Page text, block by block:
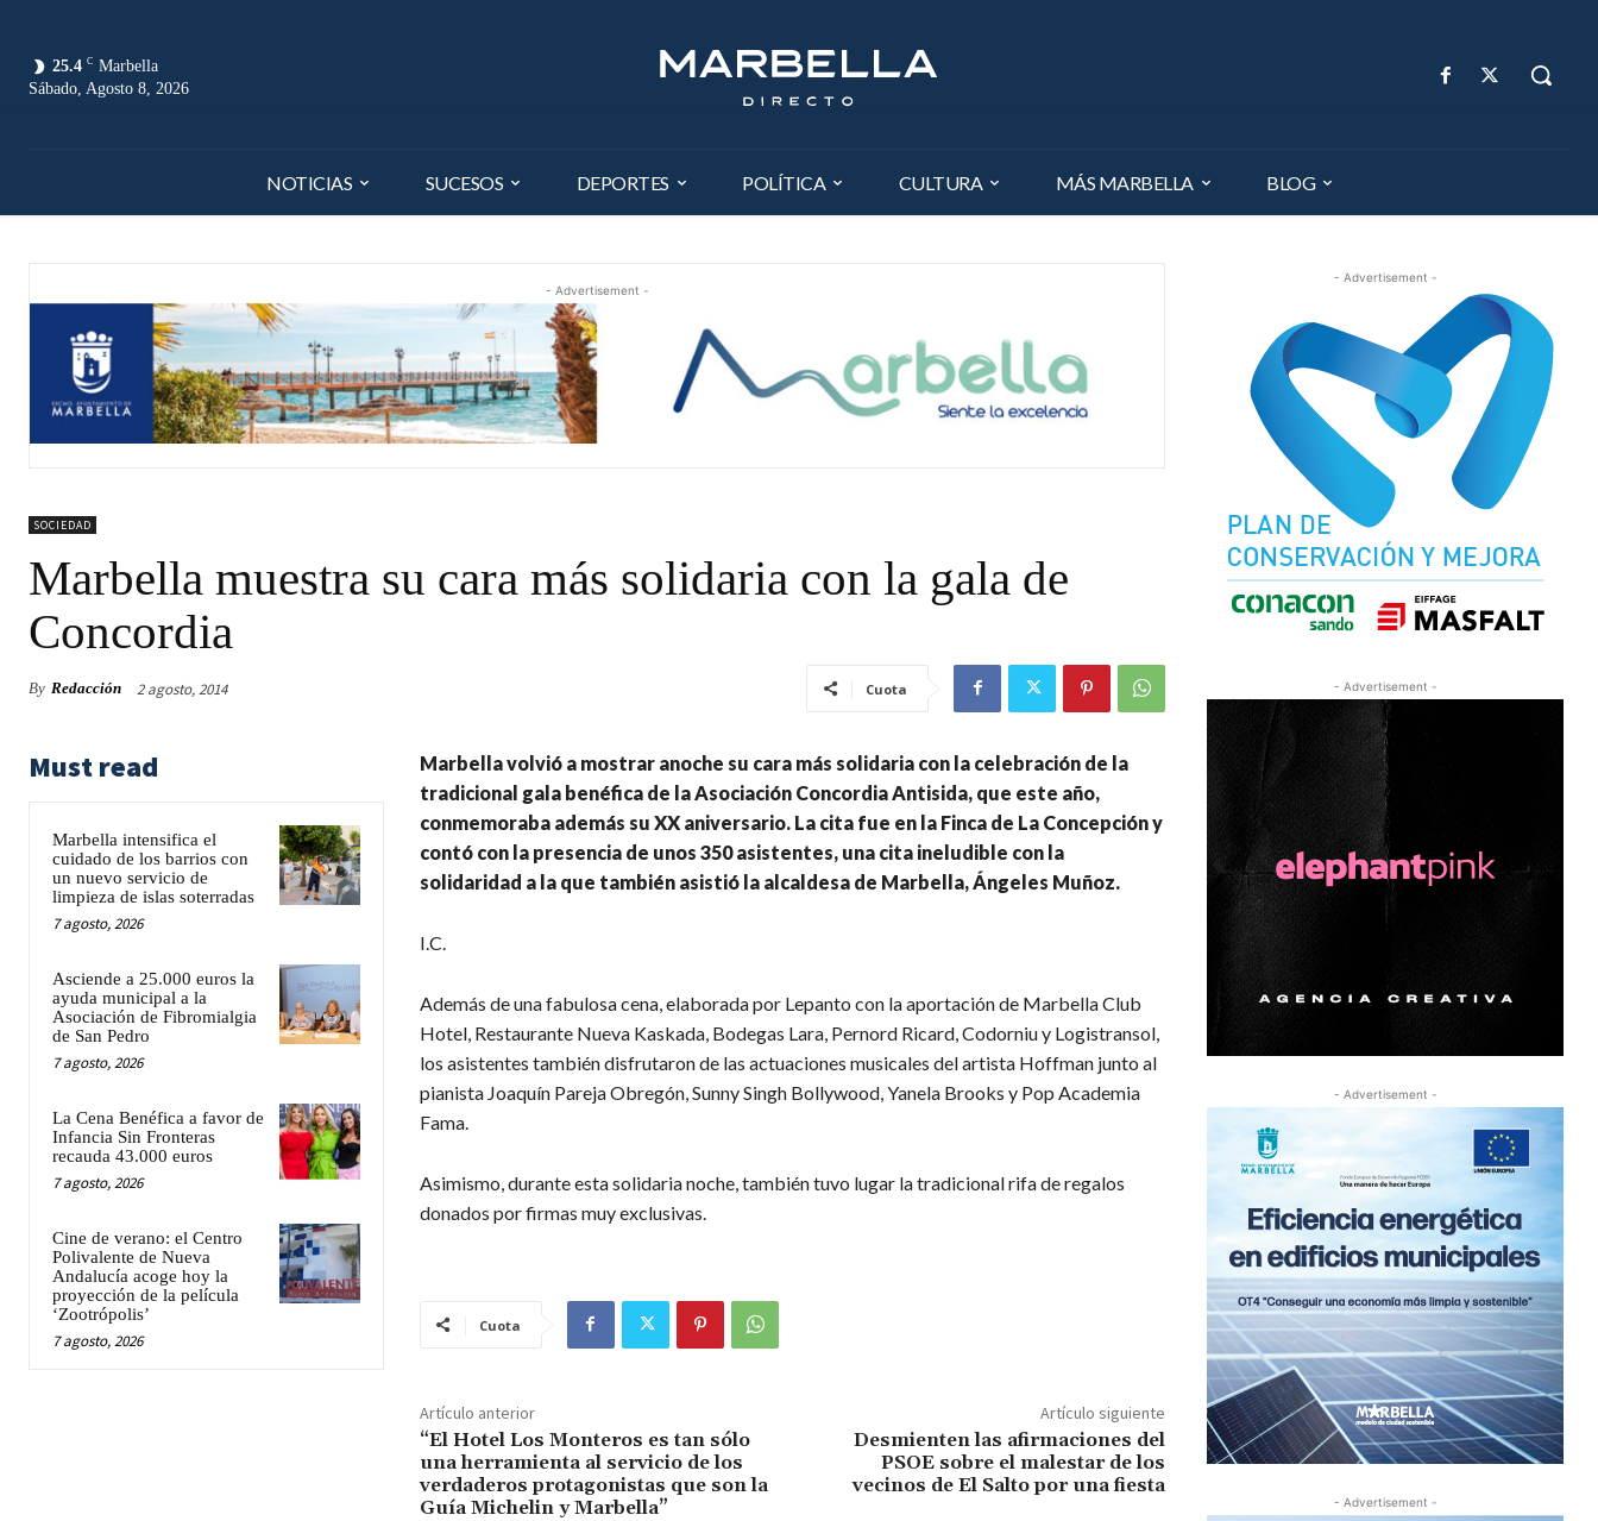
25.4 C Marbella
Sábado, Agosto 8, 2026
NOTICIAS SUCESOS DEPORTES POLÍTICA CULTURA MÁS MARBELLA BLOG
- Advertisement -
SOCIEDAD
Marbella muestra su cara más solidaria con la gala de
Concordia
By Redacción 2 agosto, 2014 Cuota
Must read
Marbella intensifica el
cuidado de los barrios con
un nuevo servicio de
limpieza de islas soterradas
7 agosto, 2026
Asciende a 25.000 euros la
ayuda municipal a la
Asociación de Fibromialgia
de San Pedro
7 agosto, 2026
La Cena Benéfica a favor de
Infancia Sin Fronteras
recauda 43.000 euros
7 agosto, 2026
Cine de verano: el Centro
Polivalente de Nueva
Andalucía acoge hoy la
proyección de la película
‘Zootrópolis’
7 agosto, 2026
Marbella volvió a mostrar anoche su cara más solidaria con la celebración de la
tradicional gala benéfica de la Asociación Concordia Antisida, que este año,
conmemoraba además su XX aniversario. La cita fue en la Finca de La Concepción y
contó con la presencia de unos 350 asistentes, una cita ineludible con la
solidaridad a la que también asistió la alcaldesa de Marbella, Ángeles Muñoz.
I.C.
Además de una fabulosa cena, elaborada por Lepanto con la aportación de Marbella Club
Hotel, Restaurante Nueva Kaskada, Bodegas Lara, Pernord Ricard, Codorniu y Logistransol,
los asistentes también disfrutaron de las actuaciones musicales del artista Hoffman junto al
pianista Joaquín Pareja Obregón, Sunny Singh Bollywood, Yanela Brooks y Pop Academia
Fama.
Asimismo, durante esta solidaria noche, también tuvo lugar la tradicional rifa de regalos
donados por firmas muy exclusivas.
Cuota
Artículo anterior
“El Hotel Los Monteros es tan sólo
una herramienta al servicio de los
verdaderos protagonistas que son la
Guía Michelin y Marbella”
Artículo siguiente
Desmienten las afirmaciones del
PSOE sobre el malestar de los
vecinos de El Salto por una fiesta
- Advertisement -
- Advertisement -
- Advertisement -
- Advertisement -